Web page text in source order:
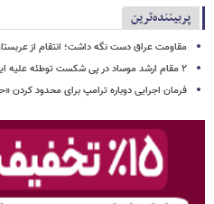
پربیننده‌ترین
مقاومت عراق دست نگه داشت؛ انتقام از
۲ مقام‌ ارشد موساد در پی شکست توطئه علیه ایران برکنار شدند
فرمان اجرایی دوباره ترامپ برای محدود کردن